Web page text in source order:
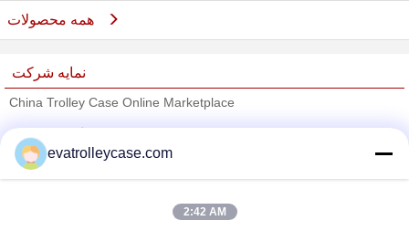
نمایه شرکت
China Trolley Case Online Marketplace
Trust Seal
Verified Suplier
evatrolleycase.com
2:42 AM